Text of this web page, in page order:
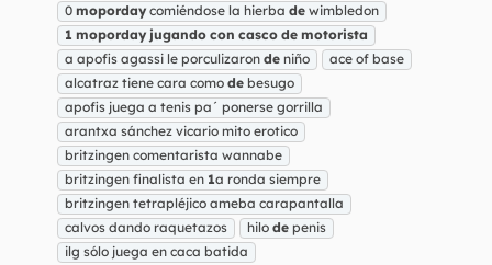
0 moporday comiéndose la hierba de wimbledon
1 moporday jugando con casco de motorista
a apofis agassi le porculizaron de niño
ace of base
alcatraz tiene cara como de besugo
apofis juega a tenis pa´ ponerse gorrilla
arantxa sánchez vicario mito erotico
britzingen comentarista wannabe
britzingen finalista en 1a ronda siempre
britzingen tetrapléjico ameba carapantalla
calvos dando raquetazos
hilo de penis
ilg sólo juega en caca batida